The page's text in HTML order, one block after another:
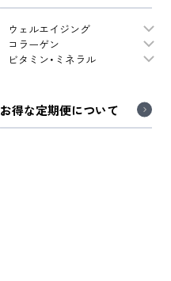
ウェルエイジング
コラーゲン
ビタミン・ミネラル
お得な定期便について